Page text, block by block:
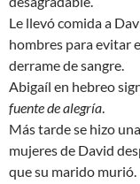
Le llevó comida a
hombres para evitar
derrame de sangre.
Abigaíl en hebreo
fuente de alegría.
Más tarde se hizo
mujeres de David
que su marido murió.